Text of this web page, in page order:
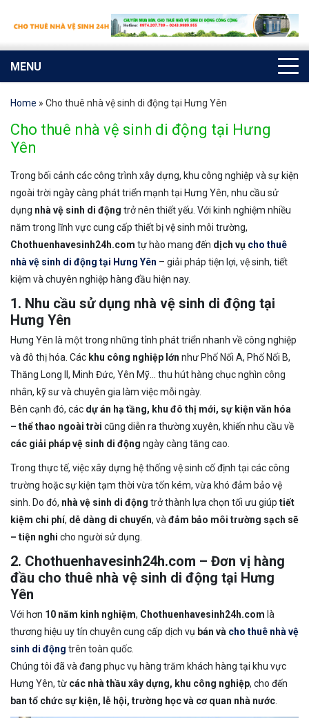
MENU
Home » Cho thuê nhà vệ sinh di động tại Hưng Yên
Cho thuê nhà vệ sinh di động tại Hưng
Yên
Trong bối cảnh các công trình xây dựng, khu công nghiệp và sự kiện
ngoài trời ngày càng phát triển mạnh tại Hưng Yên, nhu cầu sử
dụng nhà vệ sinh di động trở nên thiết yếu. Với kinh nghiệm nhiều
năm trong lĩnh vực cung cấp thiết bị vệ sinh môi trường,
Chothuenhavesinh24h.com tự hào mang đến dịch vụ cho thuê
nhà vệ sinh di động tại Hưng Yên – giải pháp tiện lợi, vệ sinh, tiết
kiệm và chuyên nghiệp hàng đầu hiện nay.
1. Nhu cầu sử dụng nhà vệ sinh di động tại
Hưng Yên
Hưng Yên là một trong những tỉnh phát triển nhanh về công nghiệp
và đô thị hóa. Các khu công nghiệp lớn như Phố Nối A, Phố Nối B,
Thăng Long II, Minh Đức, Yên Mỹ… thu hút hàng chục nghìn công
nhân, kỹ sư và chuyên gia làm việc mỗi ngày.
Bên cạnh đó, các dự án hạ tầng, khu đô thị mới, sự kiện văn hóa
– thể thao ngoài trời cũng diễn ra thường xuyên, khiến nhu cầu về
các giải pháp vệ sinh di động ngày càng tăng cao.
Trong thực tế, việc xây dựng hệ thống vệ sinh cố định tại các công
trường hoặc sự kiện tạm thời vừa tốn kém, vừa khó đảm bảo vệ
sinh. Do đó, nhà vệ sinh di động trở thành lựa chọn tối ưu giúp tiết
kiệm chi phí, dễ dàng di chuyển, vàđảm bảo môi trường sạch sẽ
– tiện nghi cho người sử dụng.
2. Chothuenhavesinh24h.com – Đơn vị hàng
đầu cho thuê nhà vệ sinh di động tại Hưng
Yên
Với hơn 10 năm kinh nghiệm, Chothuenhavesinh24h.com là
thương hiệu uy tín chuyên cung cấp dịch vụ bán và cho thuê nhà vệ
sinh di động trên toàn quốc.
Chúng tôi đã và đang phục vụ hàng trăm khách hàng tại khu vực
Hưng Yên, từ các nhà thầu xây dựng, khu công nghiệp, cho đến
ban tổ chức sự kiện, lễ hội, trường học và cơ quan nhà nước.